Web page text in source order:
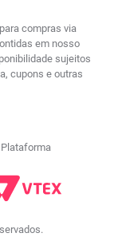
compras via
em nosso
sujeitos
cupons e outras
Plataforma